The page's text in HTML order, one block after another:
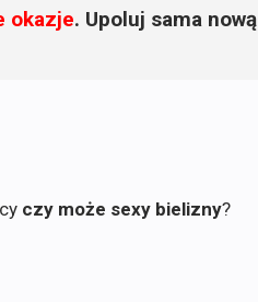
okazje. Upoluj sama nową
czy może sexy bielizny?